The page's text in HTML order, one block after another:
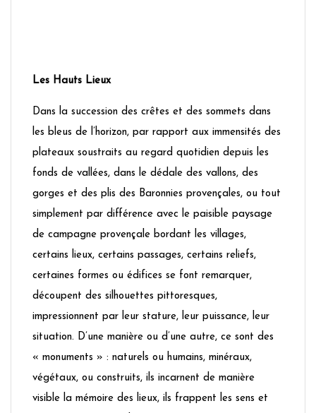
Les Hauts Lieux
Dans la succession des crêtes et des sommets dans
les bleus de l’horizon, par rapport aux immensités des
plateaux soustraits au regard quotidien depuis les
fonds de vallées, dans le dédale des vallons, des
gorges et des plis des Baronnies provençales, ou tout
simplement par différence avec le paisible paysage
de campagne provençale bordant les villages,
certains lieux, certains passages, certains reliefs,
certaines formes ou édifices se font remarquer,
découpent des silhouettes pittoresques,
impressionnent par leur stature, leur puissance, leur
situation. D’une manière ou d’une autre, ce sont des
« monuments » : naturels ou humains, minéraux,
végétaux, ou construits, ils incarnent de manière
visible la mémoire des lieux, ils frappent les sens et